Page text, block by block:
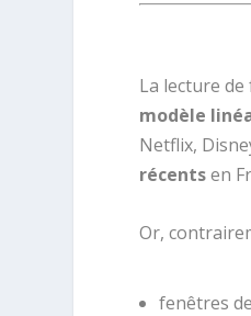
La lecture
modèle
Netflix,
récentsen
Or,
fenêtres